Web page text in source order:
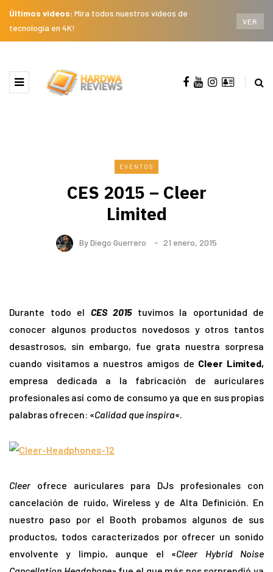
Últimos videos: Mira todos nuestros videos de
tecnología en 4K!
VER
EVENTOS
CES 2015 – Cleer
Limited
ByDiego Guerrero 21 enero, 2015
Durante todo el CES 2015 tuvimos la oportunidad de
conocer algunos productos novedosos y otros tantos
desastrosos, sin embargo, fue grata nuestra sorpresa
cuando visitamos a nuestros amigos de Cleer Limited,
empresa dedicada a la fabricación de auriculares
profesionales así como de consumo ya que en sus propias
palabras ofrecen: «Calidad que inspira«.
Cleer ofrece auriculares para DJs profesionales con
cancelación de ruido, Wireless y de Alta Definición. En
nuestro paso por el Booth probamos algunos de sus
productos, todos caracterizados por ofrecer un sonido
envolvente y limpio, aunque el «Cleer Hybrid Noise